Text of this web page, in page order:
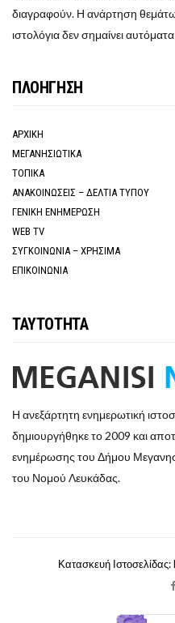
διαγραφούν. Η ανάρτηση
ιστολόγια δεν σημαίνει
ΠΛΟΗΓΗΣΗ
ΑΡΧΙΚΗ
ΜΕΓΑΝΗΣΙΩΤΙΚΑ
ΤΟΠΙΚΑ
ΑΝΑΚΟΙΝΩΣΕΙΣ – ΔΕΛΤΙΑ ΤΥΠΟΥ
ΓΕΝΙΚΗ ΕΝΗΜΕΡΩΣΗ
WEB TV
ΣΥΓΚΟΙΝΩΝΙΑ – ΧΡΗΣΙΜΑ
ΕΠΙΚΟΙΝΩΝΙΑ
ΤΑΥΤΟΤΗΤΑ
Η ανεξάρτητη ενημερωτική
δημιουργήθηκε το 2009 και
ενημέρωσης του Δήμου
του Νομού Λευκάδας.
Κατασκευή